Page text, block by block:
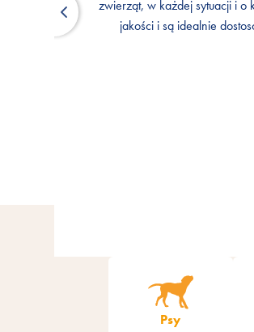
zwierząt, w każdej sytuacji i o
jakości i są idealnie
zwierząt, w każdej sytuacji i o
jakości i są idealnie
Psy